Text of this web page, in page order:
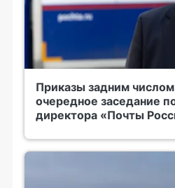
Приказы задним
очередное заседание
директора «Почты